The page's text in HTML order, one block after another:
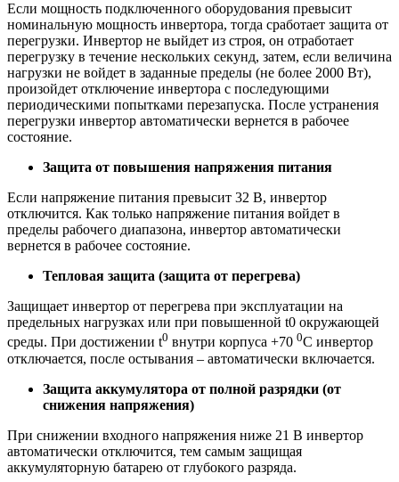
Если мощность подключенного оборудования превысит
номинальную мощность инвертора, тогда сработает защита от
перегрузки. Инвертор не выйдет из строя, он отработает
перегрузку в течение нескольких секунд, затем, если величина
нагрузки не войдет в заданные пределы (не более 2000 Вт),
произойдет отключение инвертора с последующими
периодическими попытками перезапуска. После устранения
перегрузки инвертор автоматически вернется в рабочее
состояние.
Защита от повышения напряжения питания
Если напряжение питания превысит 32 В, инвертор
отключится. Как только напряжение питания войдет в
пределы рабочего диапазона, инвертор автоматически
вернется в рабочее состояние.
Тепловая защита (защита от перегрева)
Защищает инвертор от перегрева при эксплуатации на
предельных нагрузках или при повышенной t0 окружающей
среды. При достижении t0 внутри корпуса +70 0С инвертор
отключается, после остывания – автоматически включается.
Защита аккумулятора от полной разрядки (от
снижения напряжения)
При снижении входного напряжения ниже 21 В инвертор
автоматически отключится, тем самым защищая
аккумуляторную батарею от глубокого разряда.